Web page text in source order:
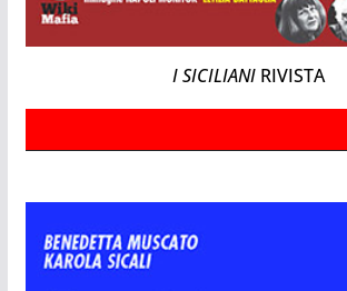
I SICILIANI RIVISTA